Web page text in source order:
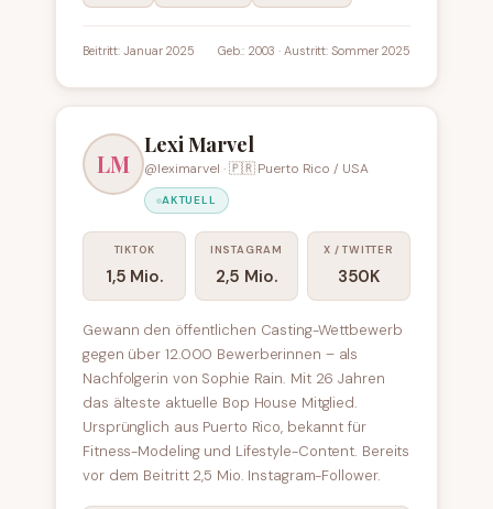
Beitritt: Januar 2025 Geb.: 2003 · Austritt: Sommer 2025
LM
Lexi Marvel
@leximarvel · 🇵🇷 Puerto Rico / USA
AKTUELL
TIKTOK
1,5 Mio.
INSTAGRAM
2,5 Mio.
X / TWITTER
350K
Gewann den öffentlichen Casting-Wettbewerb
gegen über 12.000 Bewerberinnen – als
Nachfolgerin von Sophie Rain. Mit 26 Jahren
das älteste aktuelle Bop House Mitglied.
Ursprünglich aus Puerto Rico, bekannt für
Fitness-Modeling und Lifestyle-Content. Bereits
vor dem Beitritt 2,5 Mio. Instagram-Follower.